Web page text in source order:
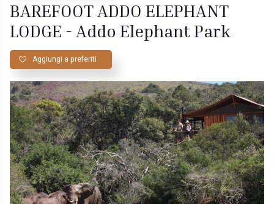
BAREFOOT ADDO ELEPHANT
LODGE - Addo Elephant Park
Aggiungi a preferiti